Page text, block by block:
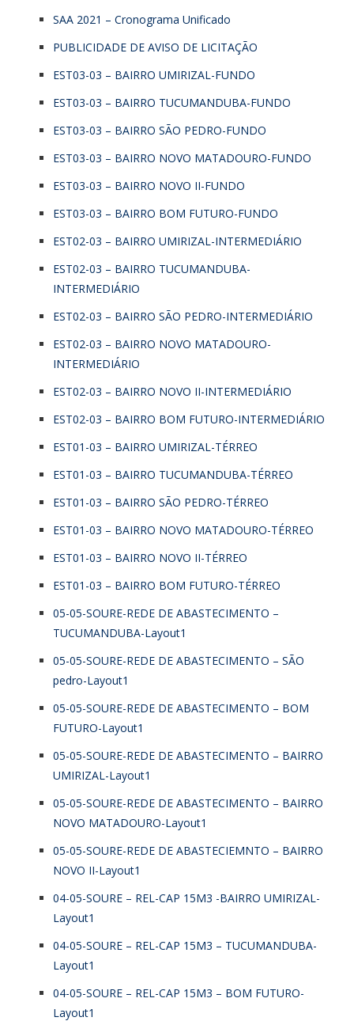
SAA 2021 – Cronograma Unificado
PUBLICIDADE DE AVISO DE LICITAÇÃO
EST03-03 – BAIRRO UMIRIZAL-FUNDO
EST03-03 – BAIRRO TUCUMANDUBA-FUNDO
EST03-03 – BAIRRO SÃO PEDRO-FUNDO
EST03-03 – BAIRRO NOVO MATADOURO-FUNDO
EST03-03 – BAIRRO NOVO II-FUNDO
EST03-03 – BAIRRO BOM FUTURO-FUNDO
EST02-03 – BAIRRO UMIRIZAL-INTERMEDIÁRIO
EST02-03 – BAIRRO TUCUMANDUBA-
INTERMEDIÁRIO
EST02-03 – BAIRRO SÃO PEDRO-INTERMEDIÁRIO
EST02-03 – BAIRRO NOVO MATADOURO-
INTERMEDIÁRIO
EST02-03 – BAIRRO NOVO II-INTERMEDIÁRIO
EST02-03 – BAIRRO BOM FUTURO-INTERMEDIÁRIO
EST01-03 – BAIRRO UMIRIZAL-TÉRREO
EST01-03 – BAIRRO TUCUMANDUBA-TÉRREO
EST01-03 – BAIRRO SÃO PEDRO-TÉRREO
EST01-03 – BAIRRO NOVO MATADOURO-TÉRREO
EST01-03 – BAIRRO NOVO II-TÉRREO
EST01-03 – BAIRRO BOM FUTURO-TÉRREO
05-05-SOURE-REDE DE ABASTECIMENTO –
TUCUMANDUBA-Layout1
05-05-SOURE-REDE DE ABASTECIMENTO – SÃO
pedro-Layout1
05-05-SOURE-REDE DE ABASTECIMENTO – BOM
FUTURO-Layout1
05-05-SOURE-REDE DE ABASTECIMENTO – BAIRRO
UMIRIZAL-Layout1
05-05-SOURE-REDE DE ABASTECIMENTO – BAIRRO
NOVO MATADOURO-Layout1
05-05-SOURE-REDE DE ABASTECIEMNTO – BAIRRO
NOVO II-Layout1
04-05-SOURE – REL-CAP 15M3 -BAIRRO UMIRIZAL-
Layout1
04-05-SOURE – REL-CAP 15M3 – TUCUMANDUBA-
Layout1
04-05-SOURE – REL-CAP 15M3 – BOM FUTURO-
Layout1